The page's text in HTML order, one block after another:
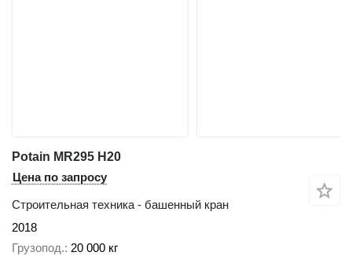
Potain MR295 H20
Цена по запросу
Строительная техника - башенный кран
2018
Грузопод. 20 000 кг